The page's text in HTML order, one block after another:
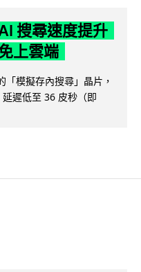
搜尋速度提升
上雲端
模擬存內搜尋」晶片，
遲低至 36 皮秒（即